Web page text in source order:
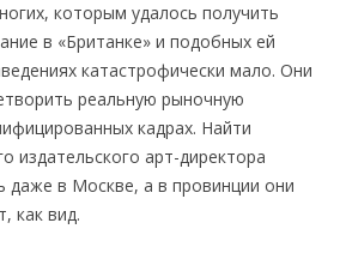
которым удалось получить
в «Британке» и подобных ей
катастрофически мало. Они
реальную рыночную
кадрах. Найти
издательского арт-директора
даже в Москве, а в провинции они
как вид.